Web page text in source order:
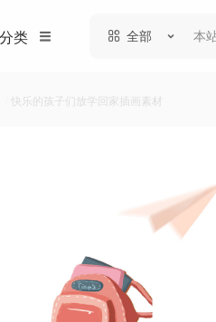
分类 全部
快乐的孩子们放学回家插画素材